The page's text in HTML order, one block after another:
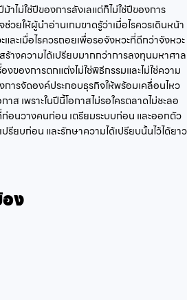
ไม่ใช่ปีของการลังเลแต่ก็ไม่ใช่ปีของการ
ยให้ผู้นำอ่านเกมขาดรู้ว่าเมื่อไรควรเดินหน้า
และเมื่อไรควรถอยเพื่อรอจังหวะที่ดีกว่าจังหวะ
างความได้เปรียบมากกว่าการลงทุนมหาศาล
งของการตกแต่งไม่ใช่พิธีกรรมและไม่ใช่ความ
ารจัดองค์ประกอบธุรกิจให้พร้อมเคลื่อนไหว
ส เพราะในปีนี้โอกาสไม่รอใครตลาดไม่ชะลอ
อนวางคนก่อน เตรียมระบบก่อน และออกตัว
รียบก่อน และรักษาความได้เปรียบนั้นไว้ได้ยาว
ง